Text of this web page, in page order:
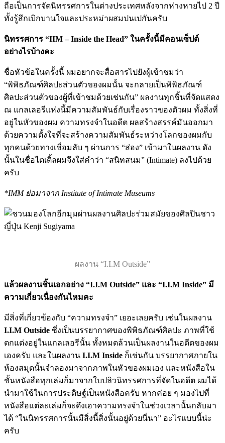
ถือเป็นการจัดนิทรรศการในต่างประเทศหลังจากห่างหายไป 2 ปี
ทั้งรู้สึกเบิกบานใจและประหม่าผสมปนเปกันครับ
นิทรรศการ “IIM – Inside the Head” ในครั้งนี้มีคอนเซ็ปต์
อย่างไรบ้างคะ
ชื่อหัวข้อในครั้งนี้ ผมอยากจะสื่อสารไปยังผู้เข้าชมว่า
“พิพิธภัณฑ์ศิลปะส่วนตัวของผมนั้น จะกลายเป็นพิพิธภัณฑ์
ศิลปะส่วนตัวของผู้ที่เข้าชมด้วยเช่นกัน” ผลงานทุกชิ้นที่จัดแสดง
ณ แกลเลอรีแห่งนี้มีความสัมพันธ์กับเรื่องราวของตัวผม ทั้งสิ่งที่
อยู่ในหัวของผม ความทรงจำในอดีต ผลสร้างสรรค์มันออกมา
ด้วยความตั้งใจที่จะสร้างความสัมพันธ์ระหว่างโลกของผมกับ
ทุกคนด้วยทางเชื่อมลับ ๆ ผ่านการ “ส่อง” เข้ามาในผลงาน ดัง
นั้นในชื่อไตเติ้ลผมจึงใส่คำว่า “สนิทสนม” (Intimate) ลงไปด้วย
ครับ
*IMM ย่อมาจาก Institute of Intimate Museums
ผลงาน “I.I.M Outside”
แล้วผลงานชิ้นเอกอย่าง “I.I.M Outside” และ “I.I.M Inside” มี
ความเกี่ยวเนื่องกันไหมคะ
มีสิ่งที่เกี่ยวข้องกับ “ความทรงจำ” เยอะเลยครับ เช่นในผลงาน
I.I.M Outside ซึ่งเป็นบรรยากาศของพิพิธภัณฑ์ศิลปะ ภาพที่ใช้
ตกแต่งอยู่ในแกลเลอรีนั้น ทั้งหมดล้วนเป็นผลงานในอดีตของผม
เองครับ และในผลงาน I.I.M Inside ก็เช่นกัน บรรยากาศภายใน
ห้องสมุดนั้นจำลองมาจากภาพในหัวของผมเอง และหนังสือใน
ชั้นหนังสือทุกเล่มก็มาจากใบปลิวนิทรรศการที่จัดในอดีต ผมได้
นำมาใช้ในการประดิษฐ์เป็นหนังสือครับ หากค่อย ๆ มองไปที่
หนังสือแต่ละเล่มก็จะดึงเอาความทรงจำในช่วงเวลานั้นกลับมา
ได้ “ในนิทรรศการนั้นมีสิ่งนี้สิ่งนั้นอยู่ด้วยนี่นา” อะไรแบบนี้น่ะ
ครับ